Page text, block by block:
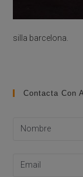
silla barcelona.
Contacta Con